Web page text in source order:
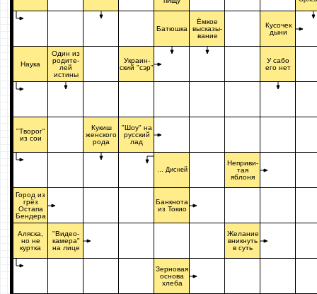
Наука
"Творог"
из сои
Город из
грёз
Остапа
Бендера
Аляска,
но не
куртка
Один из
родите-
лей
истины
"Видео-
камера"
на лице
Кукиш
женского
рода
Украин-
ский "сэр"
"Шоу" на
русский
лад
Батюшка
… Дисней
Банкнота
из Токио
Зерновая
основа
хлеба
Ёмкое
высказы-
вание
Неприви-
тая
яблоня
Желание
вникнуть
в суть
Кусочек
дыни
У сабо
его нет